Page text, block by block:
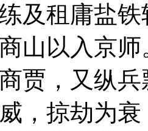
及租庸盐
山以入京
贾，又纵
，掠劫为